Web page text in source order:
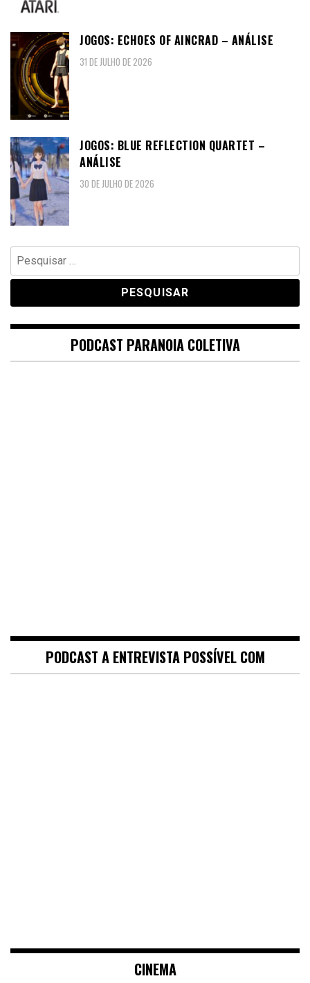
JOGOS: ECHOES OF AINCRAD – ANÁLISE
31 DE JULHO DE 2026
JOGOS: BLUE REFLECTION QUARTET –
ANÁLISE
30 DE JULHO DE 2026
Pesquisar
por:
PODCAST PARANOIA COLETIVA
PODCAST A ENTREVISTA POSSÍVEL COM
CINEMA